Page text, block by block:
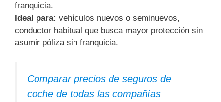
franquicia.
Ideal para: vehículos nuevos o seminuevos,
conductor habitual que busca mayor protección sin
asumir póliza sin franquicia.
Comparar precios de seguros de
coche de todas las compañías